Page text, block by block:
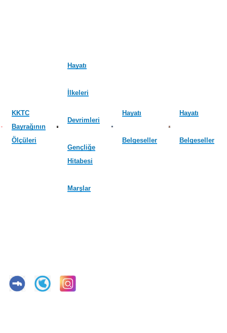
KKTC
Bayrağının
Ölçüleri
Hayatı
İlkeleri
Devrimleri
Gençliğe
Hitabesi
Marşlar
Hayatı
Belgeseller
Hayatı
Belgeseller